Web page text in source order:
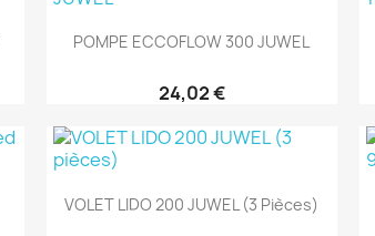
Aperçu rapide
POMPE ECCOFLOW 300 JUWEL
24,02 €
Aperçu rapide
VOLET LIDO 200 JUWEL (3 Pièces)